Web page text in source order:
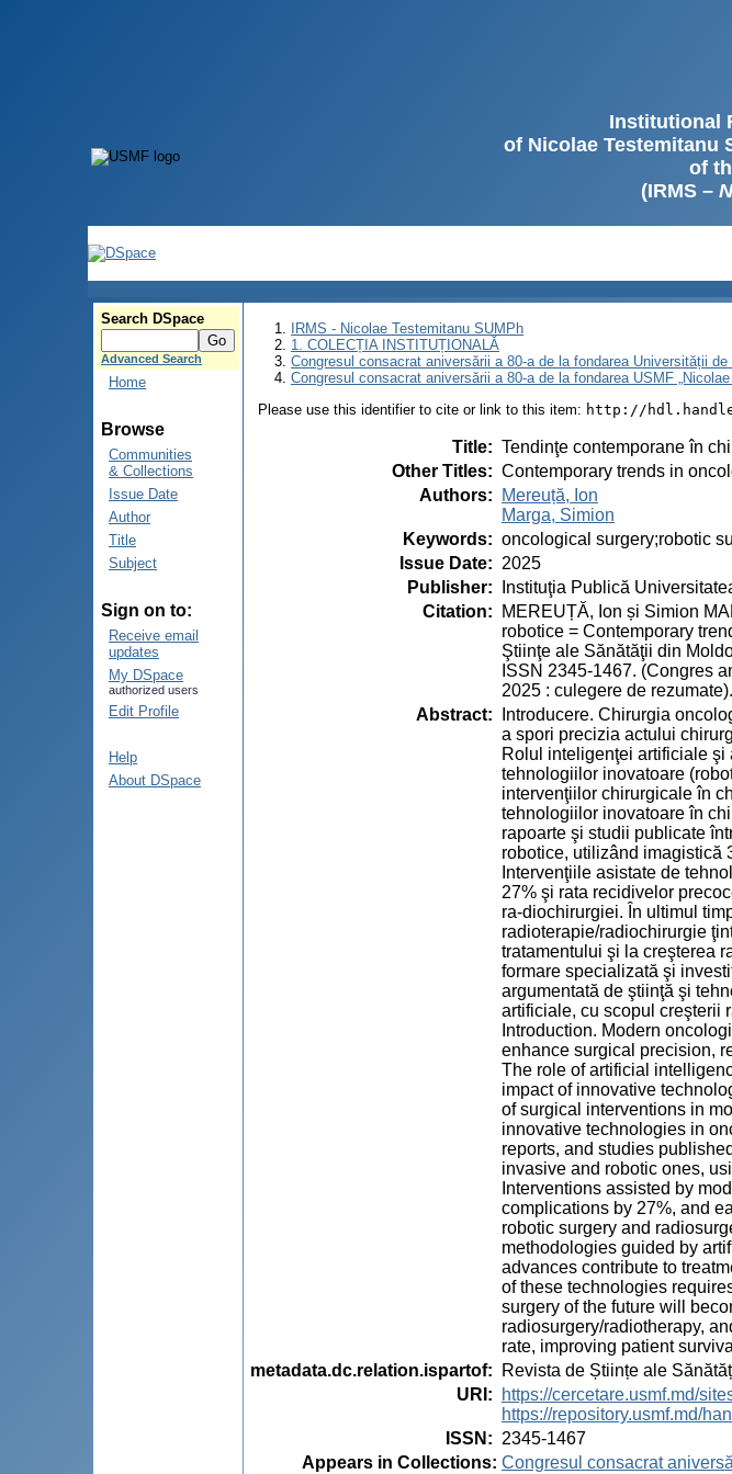
Institutional
of Nicolae Testemitanu
of
(IRMS –
Search DSpace
Advanced Search
Home
Browse
Communities
& Collections
Issue Date
Author
Title
Subject
Sign on to:
Receive email
updates
My DSpace
authorized users
Edit Profile
Help
About DSpace
IRMS - Nicolae Testemitanu SUMPh
1. COLECȚIA INSTITUȚIONALĂ
Congresul consacrat aniversării a 80-a de la fondarea Universității
Congresul consacrat aniversării a 80-a de la fondarea USMF
Please use this identifier to cite or link to this item: http://
Title: Tendinţe contemporane în
Other Titles: Contemporary trends in
Authors:
Mereuță, Ion
Marga, Simion
Keywords: oncological surgery;robotic
Issue Date: 2025
Publisher:
Instituţia Publică
Citation:
MEREUȚĂ, Ion și Simion
robotice = Contemporary
Ştiinţe ale Sănătăţii din
ISSN 2345-1467. (Congres
2025 : culegere de rezumate).
Abstract:
Introducere. Chirurgia
a spori precizia actului
Rolul inteligenţei artificiale
tehnologiilor inovatoare
intervenţiilor chirurgicale în
tehnologiilor inovatoare în
rapoarte şi studii publicate
robotice, utilizând imagistică
Intervenţiile asistate de
27% şi rata recidivelor
ra-diochirurgiei. În ultimul
radioterapie/radiochirurgie
tratamentului şi la creşterea
formare specializată şi
argumentată de ştiinţă şi
artificiale, cu scopul creşterii
Introduction. Modern
enhance surgical precision,
The role of artificial
impact of innovative
of surgical interventions in
innovative technologies in
reports, and studies
invasive and robotic ones,
Interventions assisted by
complications by 27%, and
robotic surgery and
methodologies guided by
advances contribute to
of these technologies
surgery of the future will
radiosurgery/radiotherapy,
rate, improving patient
metadata.dc.relation.ispartof:
Revista de Științe ale
URI :
https://cercetare.usmf.md/
https://repository.usmf.md/
ISSN : 2345-1467
Appears in Collections: Congresul consacrat